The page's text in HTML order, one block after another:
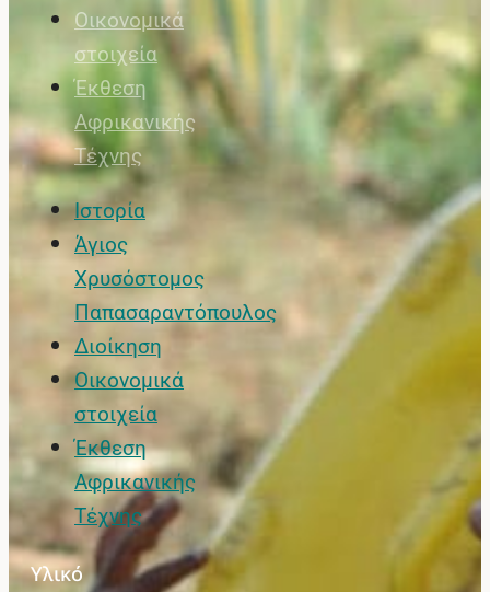
Οικονομικά
στοιχεία
Έκθεση
Αφρικανικής
Τέχνης
Ιστορία
Άγιος
Χρυσόστομος
Παπασαραντόπουλος
Διοίκηση
Οικονομικά
στοιχεία
Έκθεση
Αφρικανικής
Τέχνης
Υλικό